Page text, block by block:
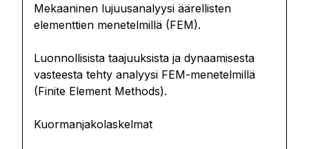
Mekaaninen lujuusanalyysi äärellisten
elementtien menetelmillä (FEM).
Luonnollisista taajuuksista ja dynaamisesta
vasteesta tehty analyysi FEM-menetelmillä
(Finite Element Methods).
Kuormanjakolaskelmat